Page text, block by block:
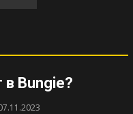
в Bungie?